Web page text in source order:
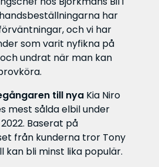
har
och vi har
som varit nyfikna på
undrat när man kan
till nya Kia Niro
mest sålda elbil under
Baserat på
från kunderna tror Tony
bli minst lika populär.